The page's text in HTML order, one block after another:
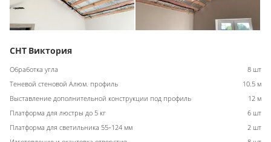
СНТ Виктория
Обработка угла
8 шт
Теневой стеновой Алюм. профиль
10.5 м
Выставление дополнительной конструкции под профиль
12 м
Платформа для люстры до 5 кг
6 шт
Платформа для светильника 55-124 мм
2 шт